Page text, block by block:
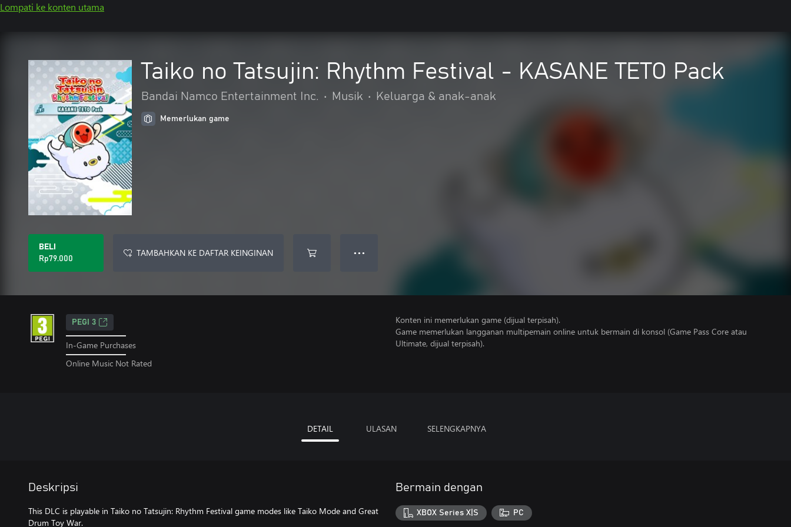
Lompati ke konten utama
Taiko no Tatsujin: Rhythm Festival - KASANE TETO Pack
Bandai Namco Entertainment Inc. • Musik • Keluarga & anak-anak
Memerlukan game
BELI
Rp79.000
TAMBAHKAN KE DAFTAR KEINGINAN ● ● ●
PEGI 3
In-Game Purchases
Online Music Not Rated
Konten ini memerlukan game (dijual terpisah).
Game memerlukan langganan multipemain online untuk bermain di konsol (Game Pass Core atau
Ultimate, dijual terpisah).
DETAIL ULASAN SELENGKAPNYA
Deskripsi
This DLC is playable in Taiko no Tatsujin: Rhythm Festival game modes like Taiko Mode and Great
Drum Toy War.
Bermain dengan
XBOX Series X|S PC